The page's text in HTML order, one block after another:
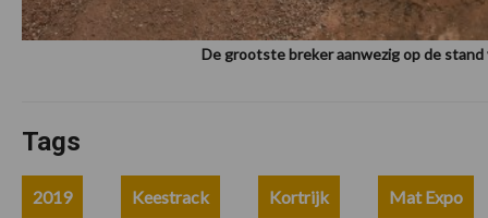
De grootste breker aanwezig op de
Tags
2019 Keestrack Kortrijk Mat Expo